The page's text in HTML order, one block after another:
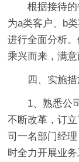
根据接待
为a类客户、b
进行全面分析
乘兴而来，满意
四、实施措
1、熟悉公
不断改革，订
司一名部门经
时全力开展业务